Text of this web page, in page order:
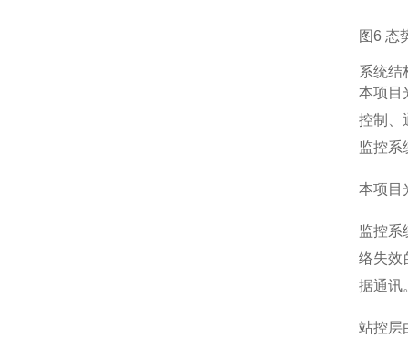
图6 态
系统结
本项目
控制、
监控系
本项目
监控系
络失效
据通讯
站控层